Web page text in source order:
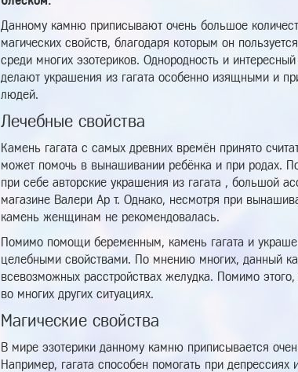
Данному камню приписывают очень большое
магических свойств, благодаря которым он
среди многих эзотериков. Однородность и
делают украшения из гагата особенно изящными и
людей.
Лечебные свойства
Камень гагата с самых древних времён принято
может помочь в вынашивании ребёнка и при родах.
при себе авторские украшения из гагата , большой
магазине Валери Ар т. Однако, несмотря при
камень женщинам не рекомендовалась.
Помимо помощи беременным, камень гагата и
целебными свойствами. По мнению многих, данный
всевозможных расстройствах желудка. Помимо
во многих других ситуациях.
Магические свойства
В мире эзотерики данному камню приписывается
Например, гагата способен помогать при